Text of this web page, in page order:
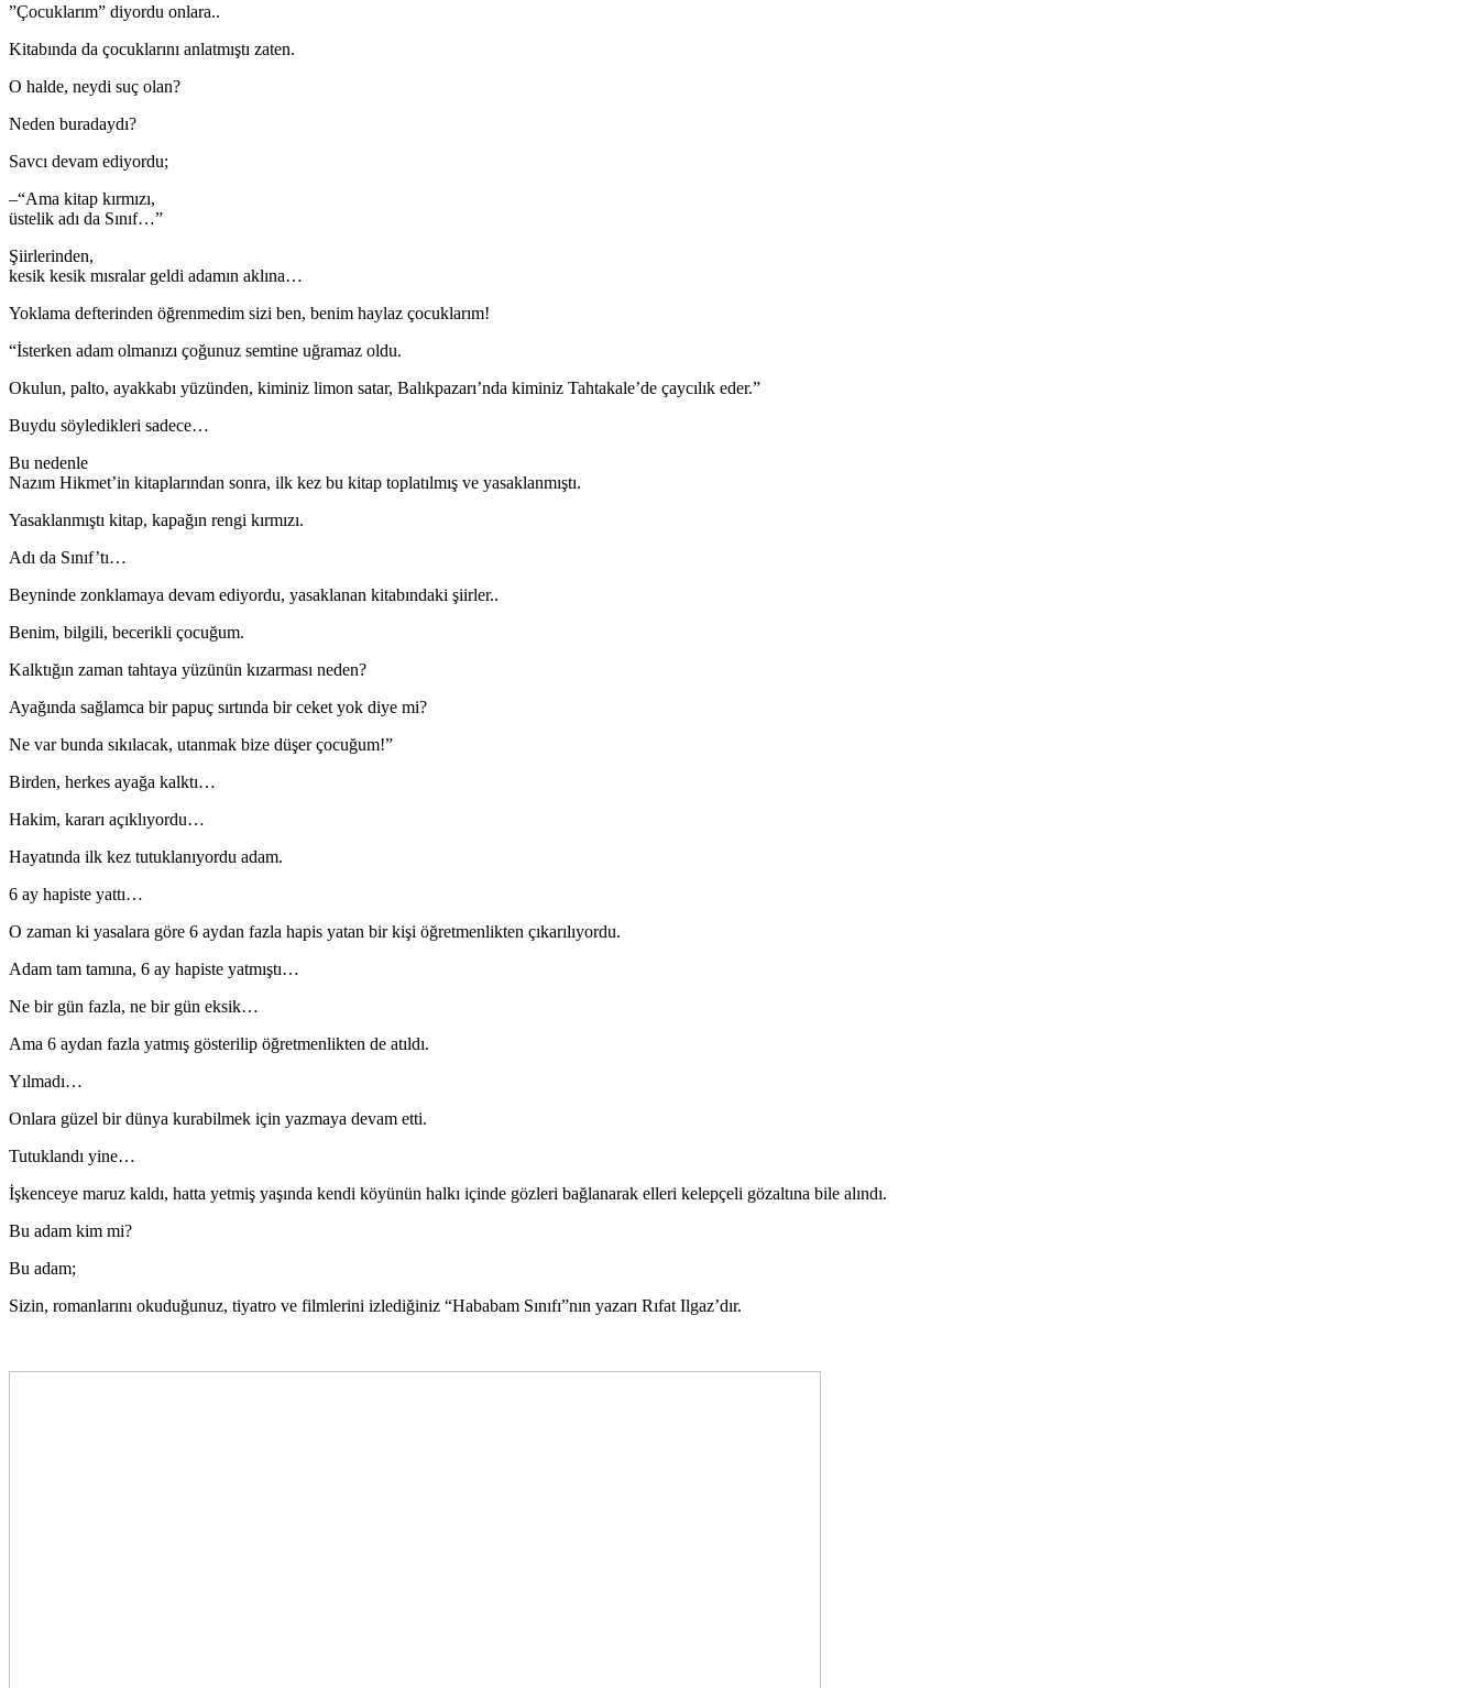
”Çocuklarım” diyordu onlara..
Kitabında da çocuklarını anlatmıştı zaten.
O halde, neydi suç olan?
Neden buradaydı?
Savcı devam ediyordu;
–“Ama kitap kırmızı,
üstelik adı da Sınıf…”
Şiirlerinden,
kesik kesik mısralar geldi adamın aklına…
Yoklama defterinden öğrenmedim sizi ben, benim haylaz çocuklarım!
“İsterken adam olmanızı çoğunuz semtine uğramaz oldu.
Okulun, palto, ayakkabı yüzünden, kiminiz limon satar, Balıkpazarı’nda kiminiz Tahtakale’de çaycılık eder.”
Buydu söyledikleri sadece…
Bu nedenle
Nazım Hikmet’in kitaplarından sonra, ilk kez bu kitap toplatılmış ve yasaklanmıştı.
Yasaklanmıştı kitap, kapağın rengi kırmızı.
Adı da Sınıf’tı…
Beyninde zonklamaya devam ediyordu, yasaklanan kitabındaki şiirler..
Benim, bilgili, becerikli çocuğum.
Kalktığın zaman tahtaya yüzünün kızarması neden?
Ayağında sağlamca bir papuç sırtında bir ceket yok diye mi?
Ne var bunda sıkılacak, utanmak bize düşer çocuğum!”
Birden, herkes ayağa kalktı…
Hakim, kararı açıklıyordu…
Hayatında ilk kez tutuklanıyordu adam.
6 ay hapiste yattı…
O zaman ki yasalara göre 6 aydan fazla hapis yatan bir kişi öğretmenlikten çıkarılıyordu.
Adam tam tamına, 6 ay hapiste yatmıştı…
Ne bir gün fazla, ne bir gün eksik…
Ama 6 aydan fazla yatmış gösterilip öğretmenlikten de atıldı.
Yılmadı…
Onlara güzel bir dünya kurabilmek için yazmaya devam etti.
Tutuklandı yine…
İşkenceye maruz kaldı, hatta yetmiş yaşında kendi köyünün halkı içinde gözleri bağlanarak elleri kelepçeli gözaltına bile alındı.
Bu adam kim mi?
Bu adam;
Sizin, romanlarını okuduğunuz, tiyatro ve filmlerini izlediğiniz “Hababam Sınıfı”nın yazarı Rıfat Ilgaz’dır.